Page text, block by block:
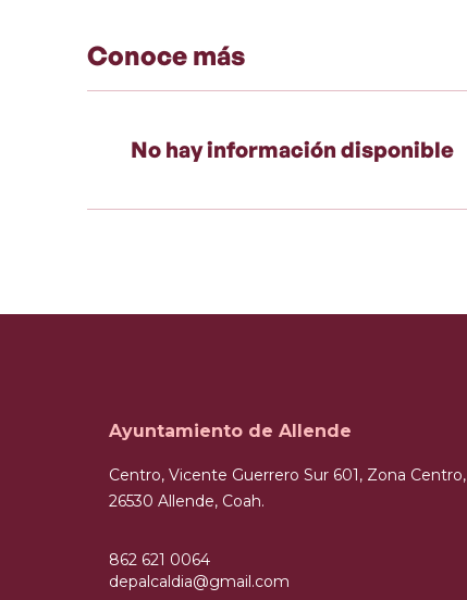
Conoce más
No hay información disponible
Ayuntamiento de Allende
Centro, Vicente Guerrero Sur 601, Zona Centro,
26530 Allende, Coah.
862 621 0064
depalcaldia@gmail.com